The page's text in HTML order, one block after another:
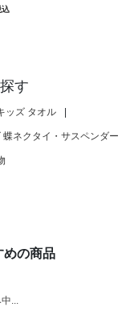
込
す
ッズ タオル |
蝶ネクタイ・サスペンダー
めの商品
...